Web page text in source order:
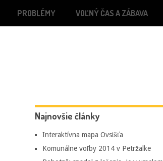
PROBLÉMY VOĽNÝ ČAS A ZÁBAVA
Najnovšie články
Interaktívna mapa Ovsišťa
Komunálne voľby 2014 v Petržalke